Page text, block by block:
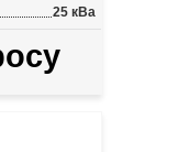
25 кВа